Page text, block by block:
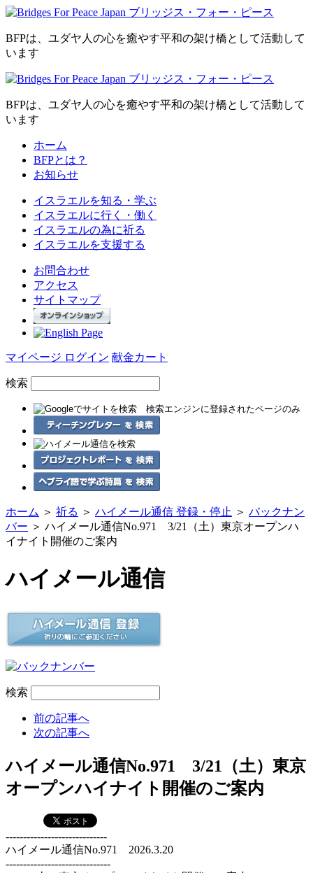
BFPは、ユダヤ人の心を癒やす平和の架け橋として活動して
います
BFPは、ユダヤ人の心を癒やす平和の架け橋として活動して
います
ホーム
BFPとは？
お知らせ
イスラエルを知る・学ぶ
イスラエルに行く・働く
イスラエルの為に祈る
イスラエルを支援する
お問合わせ
アクセス
サイトマップ
マイページ ログイン 献金カート
検索
ホーム ＞ 祈る ＞ ハイメール通信 登録・停止 ＞ バックナン
バー ＞ ハイメール通信No.971 3/21（土）東京オープンハ
イナイト開催のご案内
ハイメール通信
検索
前の記事へ
次の記事へ
ハイメール通信No.971 3/21（土）東京
オープンハイナイト開催のご案内
-----------------------------
ハイメール通信No.971 2026.3.20
------------------------------